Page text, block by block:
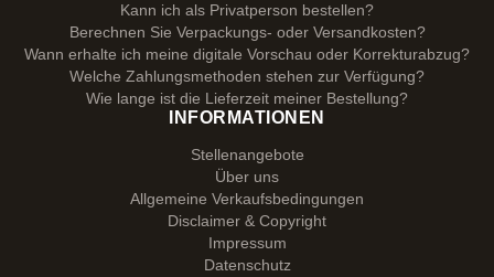
Kann ich als Privatperson bestellen?
Berechnen Sie Verpackungs- oder Versandkosten?
Wann erhalte ich meine digitale Vorschau oder Korrekturabzug?
Welche Zahlungsmethoden stehen zur Verfügung?
Wie lange ist die Lieferzeit meiner Bestellung?
INFORMATIONEN
Stellenangebote
Über uns
Allgemeine Verkaufsbedingungen
Disclaimer & Copyright
Impressum
Datenschutz